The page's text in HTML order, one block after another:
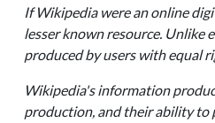
If Wikipedia were an online
lesser known resource. Unlike
produced by users with equal
Wikipedia's information
production, and their ability to